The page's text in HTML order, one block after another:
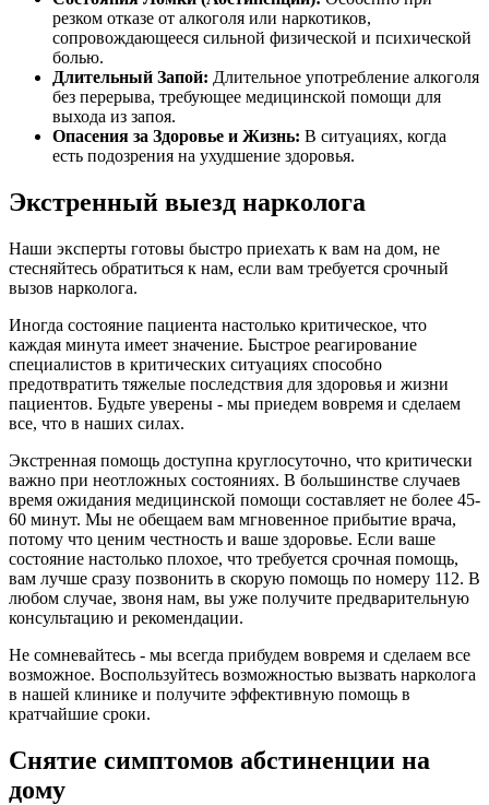
резком отказе от алкоголя или наркотиков,
сопровождающееся сильной физической и психической
болью.
Длительный Запой: Длительное употребление алкоголя
без перерыва, требующее медицинской помощи для
выхода из запоя.
Опасения за Здоровье и Жизнь: В ситуациях, когда
есть подозрения на ухудшение здоровья.
Экстренный выезд нарколога
Наши эксперты готовы быстро приехать к вам на дом, не
стесняйтесь обратиться к нам, если вам требуется срочный
вызов нарколога.
Иногда состояние пациента настолько критическое, что
каждая минута имеет значение. Быстрое реагирование
специалистов в критических ситуациях способно
предотвратить тяжелые последствия для здоровья и жизни
пациентов. Будьте уверены - мы приедем вовремя и сделаем
все, что в наших силах.
Экстренная помощь доступна круглосуточно, что критически
важно при неотложных состояниях. В большинстве случаев
время ожидания медицинской помощи составляет не более 45-
60 минут. Мы не обещаем вам мгновенное прибытие врача,
потому что ценим честность и ваше здоровье. Если ваше
состояние настолько плохое, что требуется срочная помощь,
вам лучше сразу позвонить в скорую помощь по номеру 112. В
любом случае, звоня нам, вы уже получите предварительную
консультацию и рекомендации.
Не сомневайтесь - мы всегда прибудем вовремя и сделаем все
возможное. Воспользуйтесь возможностью вызвать нарколога
в нашей клинике и получите эффективную помощь в
кратчайшие сроки.
Снятие симптомов абстиненции на
дому